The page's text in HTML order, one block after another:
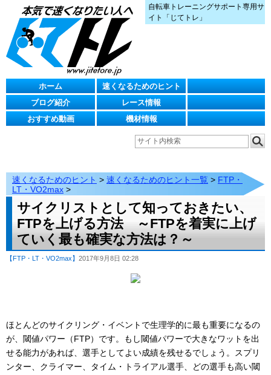
自転車トレーニングサポート専用サ
イト「じてトレ」
ホーム
速くなるためのヒント
ブログ紹介
レース情報
おすすめ動画
機材情報
速くなるためのヒント > 速くなるためのヒント一覧 > FTP・
LT・VO2max >
サイクリストとして知っておきたい、
FTPを上げる方法 ～FTPを着実に上げ
ていく最も確実な方法は？～
【FTP・LT・VO2max】 2017年9月8日 02:28
ほとんどのサイクリング・イベントで生理学的に最も重要になるの
が、閾値パワー（FTP）です。もし閾値パワーで大きなワットを出
せる能力があれば、選手としてよい成績を残せるでしょう。スプリ
ンター、クライマー、タイム・トライアル選手、どの選手も高い閾